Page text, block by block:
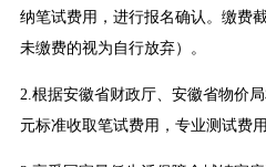
纳笔试费用，进行报名确认。缴费
未缴费的视为自行放弃）。
2.根据安徽省财政厅、安徽省物价
元标准收取笔试费用，专业测试费